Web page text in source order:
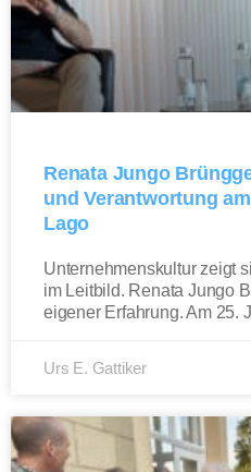
Renata Jungo
und Verantwortung
Lago
Unternehmenskultur zeigt
im Leitbild. Renata Jungo
eigener Erfahrung. Am 25.
Urs E. Gattiker